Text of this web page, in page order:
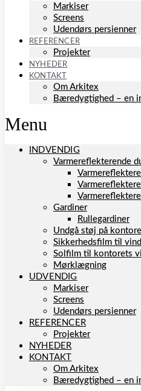
Markiser
Screens
Udendørs persienner
REFERENCER
Projekter
NYHEDER
KONTAKT
Om Arkitex
Bæredygtighed – en
Menu
INDVENDIG
Varmereflekterende
Gardiner
Rullegardiner
Undgå støj på
Sikkerhedsfilm til
Solfilm til kontorets
Mørklægning
UDVENDIG
Markiser
Screens
Udendørs persienner
REFERENCER
Projekter
NYHEDER
KONTAKT
Om Arkitex
Bæredygtighed – en